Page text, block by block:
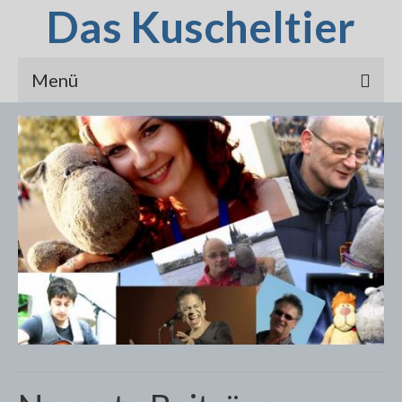
Das Kuscheltier
Menü
Star-Club
Elisabeth Heinemann
Sarah Straub
Jaimi Faulkner
Prashant und Frank
Frank Montenbruck
Cécile Verny